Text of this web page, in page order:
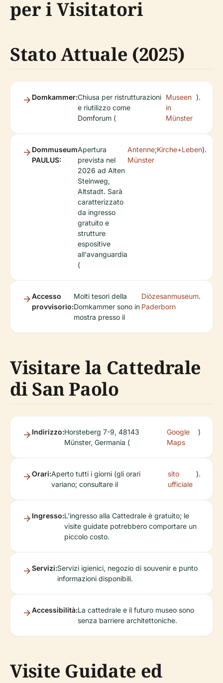
per i Visitatori
Stato Attuale (2025)
Domkammer:Chiusa per ristrutturazioni
e riutilizzo come
Domforum (
Museen
in
Münster
).
Dommuseum
PAULUS:
Apertura
prevista nel
2026 ad Alten
Steinweg,
Altstadt. Sarà
caratterizzato
da ingresso
gratuito e
strutture
espositive
all'avanguardia
(
Antenne
Münster
;Kirche+Leben).
Accesso
provvisorio:
Molti tesori della
Domkammer sono in
mostra presso il
Diözesanmuseum
Paderborn
.
Visitare la Cattedrale
di San Paolo
Indirizzo:Horsteberg 7-9, 48143
Münster, Germania (
Google
Maps
)
Orari:Aperto tutti i giorni (gli orari
variano; consultare il
sito
ufficiale
).
Ingresso:L'ingresso alla Cattedrale è gratuito; le
visite guidate potrebbero comportare un
piccolo costo.
Servizi:Servizi igienici, negozio di souvenir e punto
informazioni disponibili.
Accessibilità:La cattedrale e il futuro museo sono
senza barriere architettoniche.
Visite Guidate ed